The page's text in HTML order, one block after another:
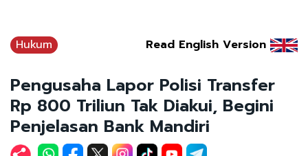
Hukum Read English Version
Pengusaha Lapor Polisi Transfer
Rp 800 Triliun Tak Diakui, Begini
Penjelasan Bank Mandiri